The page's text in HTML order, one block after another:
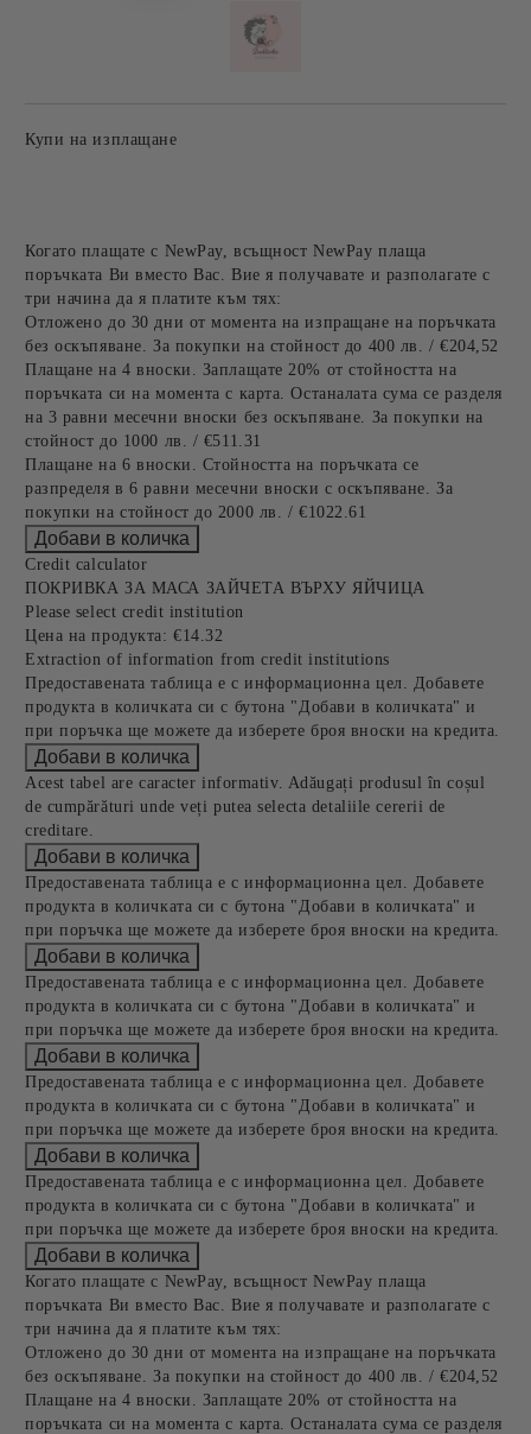
Купи на изплащане
Когато плащате с NewPay, всъщност NewPay плаща
поръчката Ви вместо Вас. Вие я получавате и разполагате с
три начина да я платите към тях:
Отложено до 30 дни от момента на изпращане на поръчката
без оскъпяване. За покупки на стойност до 400 лв. / €204,52
Плащане на 4 вноски. Заплащате 20% от стойността на
поръчката си на момента с карта. Останалата сума се разделя
на 3 равни месечни вноски без оскъпяване. За покупки на
стойност до 1000 лв. / €511.31
Плащане на 6 вноски. Стойността на поръчката се
разпределя в 6 равни месечни вноски с оскъпяване. За
покупки на стойност до 2000 лв. / €1022.61
Credit calculator
ПОКРИВКА ЗА МАСА ЗАЙЧЕТА ВЪРХУ ЯЙЧИЦА
Please select credit institution
Цена на продукта: €14.32
Extraction of information from credit institutions
Предоставената таблица е с информационна цел. Добавете
продукта в количката си с бутона "Добави в количката" и
при поръчка ще можете да изберете броя вноски на кредита.
Acest tabel are caracter informativ. Adăugați produsul în coșul
de cumpărături unde veți putea selecta detaliile cererii de
creditare.
Предоставената таблица е с информационна цел. Добавете
продукта в количката си с бутона "Добави в количката" и
при поръчка ще можете да изберете броя вноски на кредита.
Предоставената таблица е с информационна цел. Добавете
продукта в количката си с бутона "Добави в количката" и
при поръчка ще можете да изберете броя вноски на кредита.
Предоставената таблица е с информационна цел. Добавете
продукта в количката си с бутона "Добави в количката" и
при поръчка ще можете да изберете броя вноски на кредита.
Предоставената таблица е с информационна цел. Добавете
продукта в количката си с бутона "Добави в количката" и
при поръчка ще можете да изберете броя вноски на кредита.
Когато плащате с NewPay, всъщност NewPay плаща
поръчката Ви вместо Вас. Вие я получавате и разполагате с
три начина да я платите към тях:
Отложено до 30 дни от момента на изпращане на поръчката
без оскъпяване. За покупки на стойност до 400 лв. / €204,52
Плащане на 4 вноски. Заплащате 20% от стойността на
поръчката си на момента с карта. Останалата сума се разделя